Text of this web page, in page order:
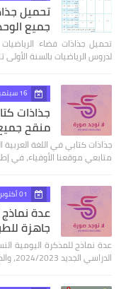
تحميل
جميع
تحميل جذاذات فضاء
لدروس الرياضيات بالسنة
16 سبتمبر 2021
جذاذات
منقح
جذاذات كتابي في اللغة
متابعي موقعنا الأوفياء، في
01 أكتوبر 2023
عدة
جاهزة
عدة نماذج للمذكرة اليومية
الدراسي الجديد 2024/2023، والذي سيشهد …